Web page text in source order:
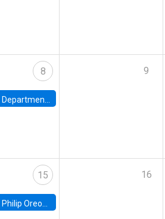
8
Department Seminar: James Robinson
9
15
Philip Oreopolous, University of Toronto
16